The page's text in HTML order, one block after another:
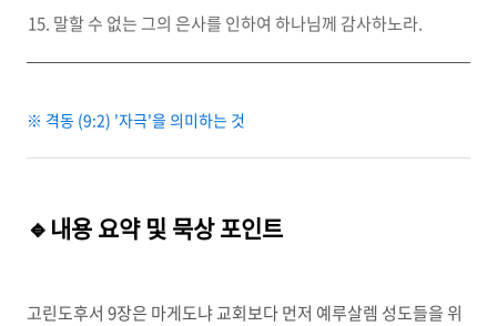
말할 수 없는 그의 은사를 인하여 하나님께 감사하노라.
※ 격동 (9:2) '자극'을 의미하는 것
🔹내용 요약 및 묵상 포인트
고린도후서 9장은 마게도냐 교회보다 먼저 예루살렘 성도들을 위